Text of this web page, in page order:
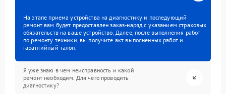
На этапе приема устройства на диагностику и последующий
ремонт вам будет предоставлен заказ-наряд с указанием страховых
обязательств на ваше устройство. Далее, после выполнения работ
по ремонту техники, вы получите акт выполненных работ и
гарантийный талон.
Я уже знаю в чем неисправность и какой
ремонт необходим. Для чего проводить
диагностику?